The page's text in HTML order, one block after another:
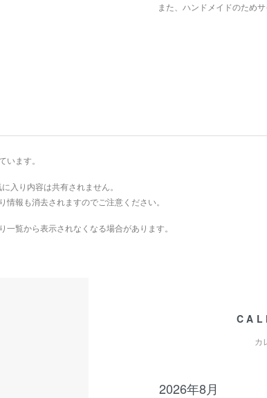
また、ハンドメイドのため
ます。
入り内容は共有されません。
報も消去されますのでご注意ください。
覧から表示されなくなる場合があります。
カ
2026年8月